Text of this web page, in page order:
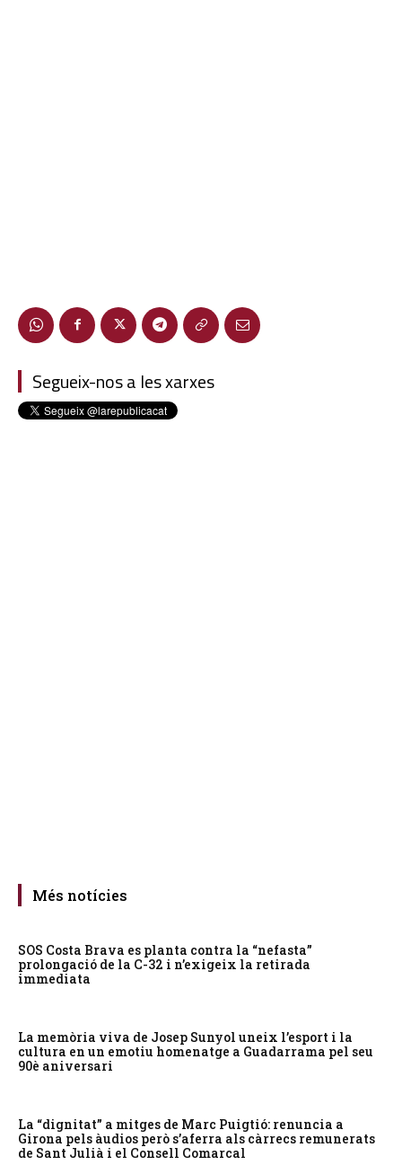
Segueix-nos a les xarxes
Més notícies
SOS Costa Brava es planta contra la “nefasta”
prolongació de la C-32 i n’exigeix la retirada
immediata
La memòria viva de Josep Sunyol uneix l’esport i la
cultura en un emotiu homenatge a Guadarrama pel seu
90è aniversari
La “dignitat” a mitges de Marc Puigtió: renuncia a
Girona pels àudios però s’aferra als càrrecs remunerats
de Sant Julià i el Consell Comarcal